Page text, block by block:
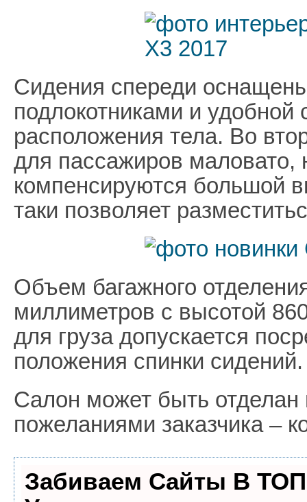
Сидения спереди
подлокотниками и удобной
расположения тела. Во
для пассажиров маловато,
компенсируются большой
таки позволяет
Объем багажного
миллиметров с высотой
для груза допускается
положения спинки сидений.
Салон может быть отделан
пожеланиями заказчика –
Забиваем Сайты В